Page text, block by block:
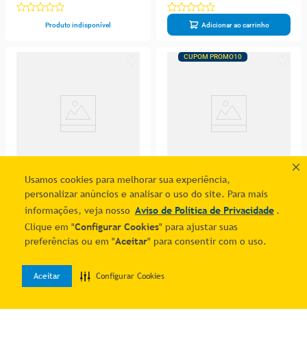
Usamos cookies para melhorar sua experiência,
personalizar anúncios e analisar o uso do site. Para mais
informações, veja nosso Aviso de Política de Privacidade .
Clique em "Configurar Cookies" para ajustar suas
preferências ou em "Aceitar" para consentir com o uso.
Aceitar Configurar Cookies
Produto indisponível Adicionar ao carrinho
Cotoveleira Kestal Neosoft
Ajustável Preta
R$ 25,02
7% OFF no PIX
1
R$26,90
Adicionar ao carrinho
CUPOM PROMO10
-50%
Lanterna De Cabeça Para
Camping 12 Leds - Western
R$39,90
R$ 18,51
7% OFF no PIX